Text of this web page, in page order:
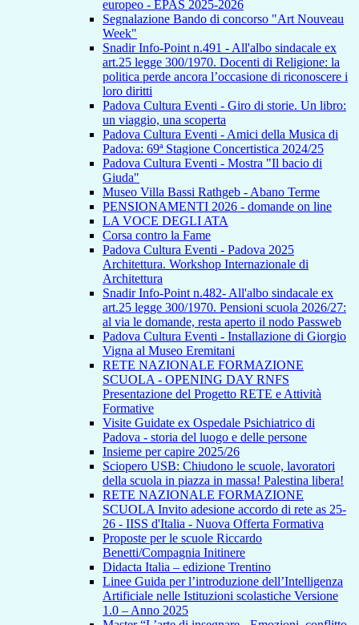
europeo - EPAS 2025-2026
Segnalazione Bando di concorso "Art Nouveau
Week"
Snadir Info-Point n.491 - All'albo sindacale ex
art.25 legge 300/1970. Docenti di Religione: la
politica perde ancora l’occasione di riconoscere i
loro diritti
Padova Cultura Eventi - Giro di storie. Un libro:
un viaggio, una scoperta
Padova Cultura Eventi - Amici della Musica di
Padova: 69ª Stagione Concertistica 2024/25
Padova Cultura Eventi - Mostra "Il bacio di
Giuda"
Museo Villa Bassi Rathgeb - Abano Terme
PENSIONAMENTI 2026 - domande on line
LA VOCE DEGLI ATA
Corsa contro la Fame
Padova Cultura Eventi - Padova 2025
Architettura. Workshop Internazionale di
Architettura
Snadir Info-Point n.482- All'albo sindacale ex
art.25 legge 300/1970. Pensioni scuola 2026/27:
al via le domande, resta aperto il nodo Passweb
Padova Cultura Eventi - Installazione di Giorgio
Vigna al Museo Eremitani
RETE NAZIONALE FORMAZIONE
SCUOLA - OPENING DAY RNFS
Presentazione del Progetto RETE e Attività
Formative
Visite Guidate ex Ospedale Psichiatrico di
Padova - storia del luogo e delle persone
Insieme per capire 2025/26
Sciopero USB: Chiudono le scuole, lavoratori
della scuola in piazza in massa! Palestina libera!
RETE NAZIONALE FORMAZIONE
SCUOLA Invito adesione accordo di rete as 25-
26 - IISS d'Italia - Nuova Offerta Formativa
Proposte per le scuole Riccardo
Benetti/Compagnia Initinere
Didacta Italia – edizione Trentino
Linee Guida per l’introduzione dell’Intelligenza
Artificiale nelle Istituzioni scolastiche Versione
1.0 – Anno 2025